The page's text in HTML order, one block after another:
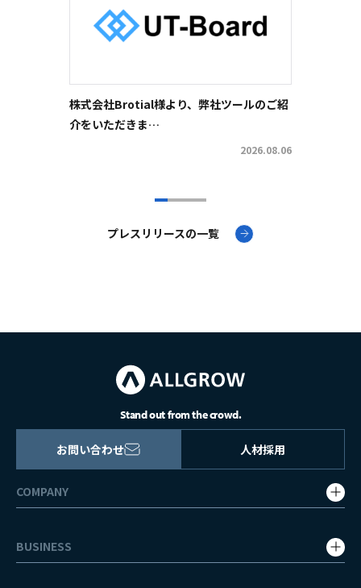
株式会社Brotial様より、弊社ツールのご紹
介をいただきま…
2026.08.06
プレスリリースの一覧
Stand out from the crowd.
お問い合わせ 人材採用
COMPANY
BUSINESS